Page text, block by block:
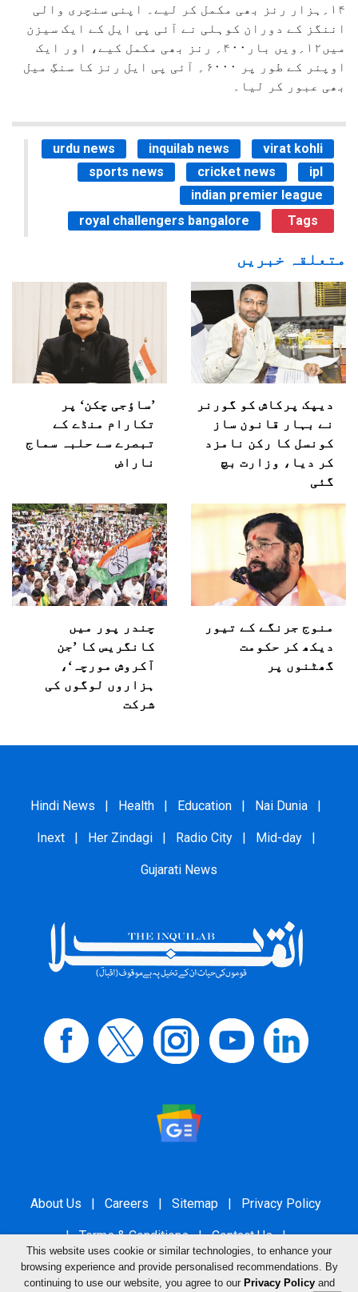
۱۴؍ہزار رنز بھی مکمل کر لیے۔ اپنی سنچری والی
اننگز کے دوران کوہلی نے آئی پی ایل کے ایک سیزن
میں۱۲؍ویں بار۴۰۰؍ رنز بھی مکمل کیے، اور ایک
اوپنر کے طور پر ۶۰۰۰؍ آئی پی ایل رنز کا سنگِ میل
بھی عبور کر لیا۔
urdu news inquilab news
virat kohli
sports news
cricket news
ipl
indian premier league
royal challengers bangalore
Tags
متعلقہ خبریں
دیپک پرکاش کو گورنر
نے بہار قانون ساز
کونسل کا رکن نامزد
کر دیا، وزارت بچ
گئی
’ساؤجی چکن‘ پر
تکارام منڈے کے
تبصرے سے حلبہ سماج
ناراض
منوج جرنگے کے تیور
دیکھ کر حکومت
گھٹنوں پر
چندر پور میں
کانگریس کا ’جن
آکروش مورچہ‘،
ہزاروں لوگوں کی
شرکت
Hindi News | Health | Education | Nai Dunia |
Inext | Her Zindagi | Radio City | Mid-day |
Gujarati News
About Us | Careers | Sitemap | Privacy Policy
| Terms & Conditions | Contact Us |
Grievance Redressal
This website uses cookie or similar technologies, to enhance your
browsing experience and provide personalised recommendations. By
continuing to use our website, you agree to our Privacy Policyand